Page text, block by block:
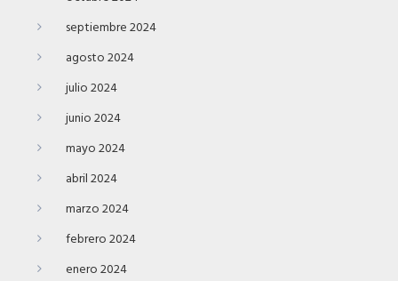
septiembre 2024
agosto 2024
julio 2024
junio 2024
mayo 2024
abril 2024
marzo 2024
febrero 2024
enero 2024